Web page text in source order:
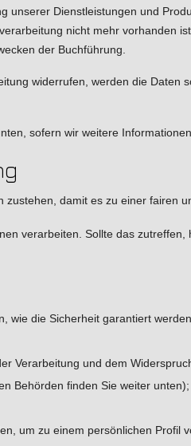
Dienstleistungen und
nicht mehr vorhanden
der Buchführung.
widerrufen, werden die Daten
sofern wir weitere
damit es zu einer fairen
verarbeiten. Sollte das
wie die Sicherheit garantiert
Verarbeitung und dem
Behörden finden Sie weiter unten);
um zu einem persönlichen Profil